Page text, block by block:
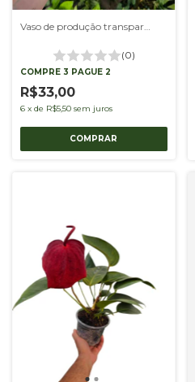
Vaso de produção transparente 11 - kit com 10 unidades
(0)
COMPRE 3 PAGUE 2
R$33,00
6 x de R$5,50 sem juros